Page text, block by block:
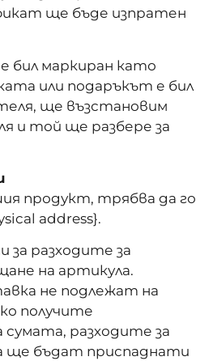
ще бъде изпратен
бил маркиран като
или подаръкът е бил
ще възстановим
и той ще разбере за
продукт, трябва да го
address}.
за разходите за
на артикула.
не подлежат на
получите
сумата, разходите за
ще бъдат приспаднати